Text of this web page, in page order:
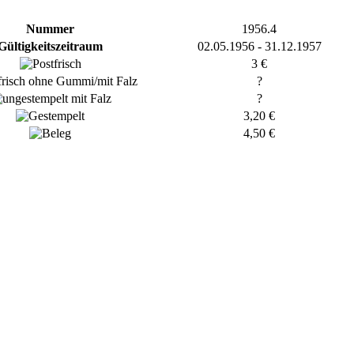
Nummer
1956.4
02.05.1956 - 31.12.1957
3 €
?
?
3,20 €
4,50 €